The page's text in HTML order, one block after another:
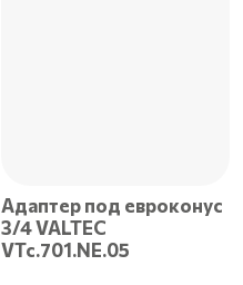
Адаптер под евроконус
3/4 VALTEC
VTc.701.NE.05